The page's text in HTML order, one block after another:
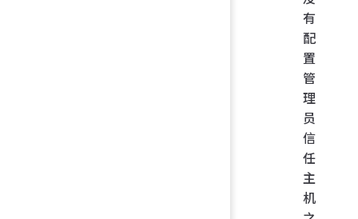
有
配
置
管
理
员
信
任
主
机